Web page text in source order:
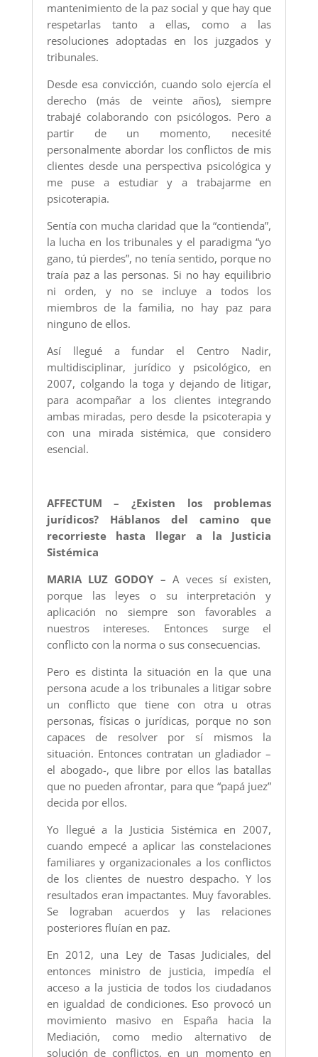
mantenimiento de la paz social y que hay que
respetarlas tanto a ellas, como a las
resoluciones adoptadas en los juzgados y
tribunales.
Desde esa convicción, cuando solo ejercía el
derecho (más de veinte años), siempre
trabajé colaborando con psicólogos. Pero a
partir de un momento, necesité
personalmente abordar los conflictos de mis
clientes desde una perspectiva psicológica y
me puse a estudiar y a trabajarme en
psicoterapia.
Sentía con mucha claridad que la “contienda”,
la lucha en los tribunales y el paradigma “yo
gano, tú pierdes”, no tenía sentido, porque no
traía paz a las personas. Si no hay equilibrio
ni orden, y no se incluye a todos los
miembros de la familia, no hay paz para
ninguno de ellos.
Así llegué a fundar el Centro Nadir,
multidisciplinar, jurídico y psicológico, en
2007, colgando la toga y dejando de litigar,
para acompañar a los clientes integrando
ambas miradas, pero desde la psicoterapia y
con una mirada sistémica, que considero
esencial.
AFFECTUM – ¿Existen los problemas
jurídicos? Háblanos del camino que
recorrieste hasta llegar a la Justicia
Sistémica
MARIA LUZ GODOY –A veces sí existen,
porque las leyes o su interpretación y
aplicación no siempre son favorables a
nuestros intereses. Entonces surge el
conflicto con la norma o sus consecuencias.
Pero es distinta la situación en la que una
persona acude a los tribunales a litigar sobre
un conflicto que tiene con otra u otras
personas, físicas o jurídicas, porque no son
capaces de resolver por sí mismos la
situación. Entonces contratan un gladiador –
el abogado-, que libre por ellos las batallas
que no pueden afrontar, para que “papá juez”
decida por ellos.
Yo llegué a la Justicia Sistémica en 2007,
cuando empecé a aplicar las constelaciones
familiares y organizacionales a los conflictos
de los clientes de nuestro despacho. Y los
resultados eran impactantes. Muy favorables.
Se lograban acuerdos y las relaciones
posteriores fluían en paz.
En 2012, una Ley de Tasas Judiciales, del
entonces ministro de justicia, impedía el
acceso a la justicia de todos los ciudadanos
en igualdad de condiciones. Eso provocó un
movimiento masivo en España hacia la
Mediación, como medio alternativo de
solución de conflictos, en un momento en